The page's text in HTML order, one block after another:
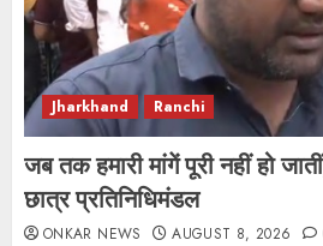
Jharkhand Ranchi
जब तक हमारी मांगें पूरी नहीं हो
छात्र प्रतिनिधिमंडल
ONKAR NEWS AUGUST 8, 2026